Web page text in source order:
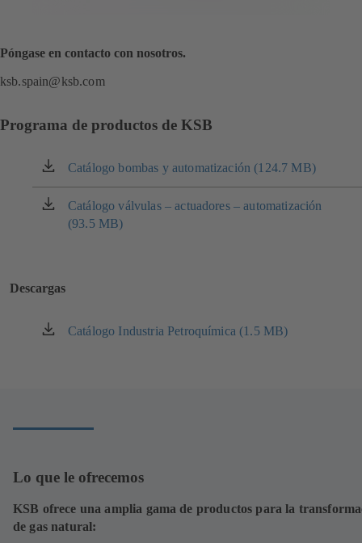
Póngase en contacto con nosotros.
ksb.spain@ksb.com
Programa de productos de KSB
Catálogo bombas y automatización (124.7 MB)
(se
abre
en
una
Catálogo válvulas – actuadores – automatización
(93.5 MB)
(se
abre
Descargas
Catálogo Industria Petroquímica (1.5 MB)
(se
Lo que le ofrecemos
KSB ofrece una amplia gama de productos para la
de gas natural: